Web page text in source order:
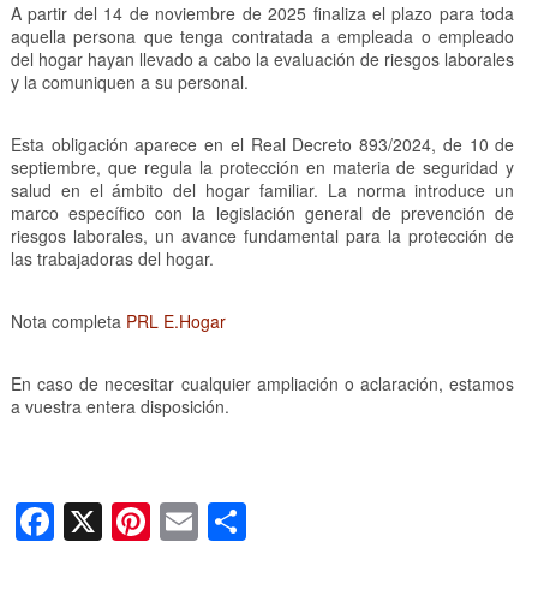
A partir del 14 de noviembre de 2025 finaliza el plazo para toda
aquella persona que tenga contratada a empleada o empleado
del hogar hayan llevado a cabo la evaluación de riesgos laborales
y la comuniquen a su personal.
Esta obligación aparece en el Real Decreto 893/2024, de 10 de
septiembre, que regula la protección en materia de seguridad y
salud en el ámbito del hogar familiar. La norma introduce un
marco específico con la legislación general de prevención de
riesgos laborales, un avance fundamental para la protección de
las trabajadoras del hogar.
Nota completa PRL E.Hogar
En caso de necesitar cualquier ampliación o aclaración, estamos
a vuestra entera disposición.
F
a
X Pi
nt
E
m
C